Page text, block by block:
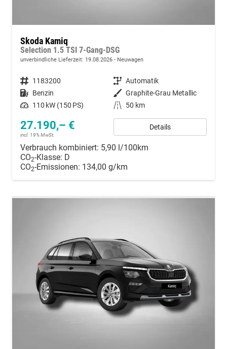
Skoda Kamiq
Selection 1.5 TSI 7-Gang-DSG
unverbindliche Lieferzeit: 19.08.2026 Neuwagen
Fahrzeugnummer 1183200 Getriebe Automatik
Kraftstoff Benzin Außenfarbe Graphite-Grau Metallic
Leistung 110 kW (150 PS) Kilometerstand 50 km
27.190,– €
incl. 19% MwSt.
Details
Verbrauch kombiniert: 5,90 l/100km
CO2-Klasse: D
CO2-Emissionen: 134,00 g/km